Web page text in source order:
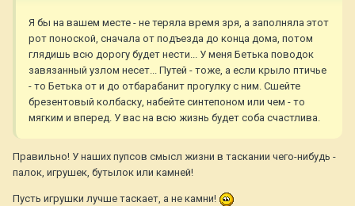
Я бы на вашем месте - не теряла время зря, а заполняла этот
рот поноской, сначала от подъезда до конца дома, потом
глядишь всю дорогу будет нести... У меня Бетька поводок
завязанный узлом несет... Путей - тоже, а если крыло птичье
- то Бетька от и до отбарабанит прогулку с ним. Сшейте
брезентовый колбаску, набейте синтепоном или чем - то
мягким и вперед. У вас на всю жизнь будет соба счастлива.
Правильно! У наших пупсов смысл жизни в таскании чего-нибудь -
палок, игрушек, бутылок или камней!
Пусть игрушки лучше таскает, а не камни!